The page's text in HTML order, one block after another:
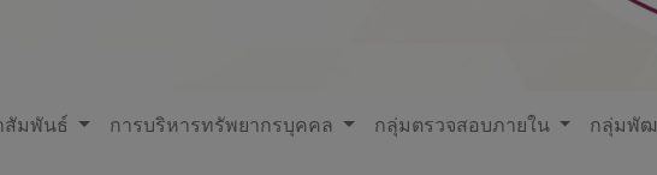
สัมพันธ์ การบริหารทรัพยากรบุคคล กลุ่มตรวจสอบภายใน กลุ่มพัฒ